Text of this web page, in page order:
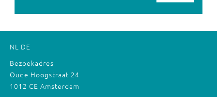
NL DE
Bezoekadres
Oude Hoogstraat 24
1012 CE Amsterdam